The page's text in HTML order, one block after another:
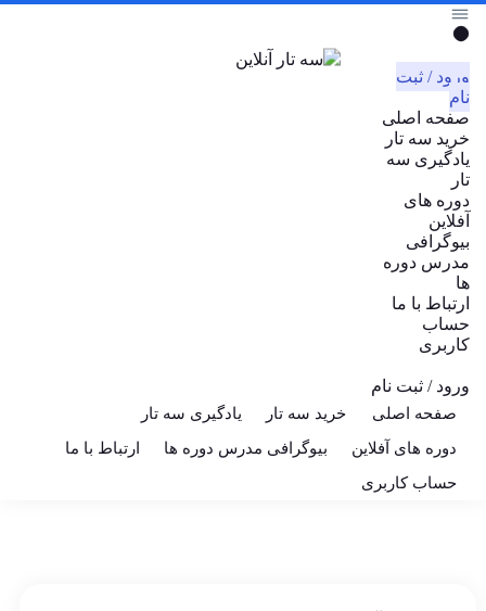
ورود / ثبت
نام
صفحه اصلی
خرید سه تار
یادگیری سه
تار
دوره های
آفلاین
بیوگرافی
مدرس دوره
ها
ارتباط با ما
حساب
کاربری
ورود / ثبت نام
صفحه اصلی خرید سه تار
یادگیری سه تار
دوره های آفلاین
بیوگرافی مدرس دوره ها
ارتباط با ما
حساب کاربری